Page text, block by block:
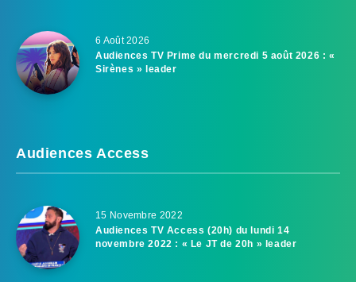
6 Août 2026
Audiences TV Prime du mercredi 5 août 2026 : «
Sirènes » leader
Audiences Access
15 Novembre 2022
Audiences TV Access (20h) du lundi 14
novembre 2022 : « Le JT de 20h » leader